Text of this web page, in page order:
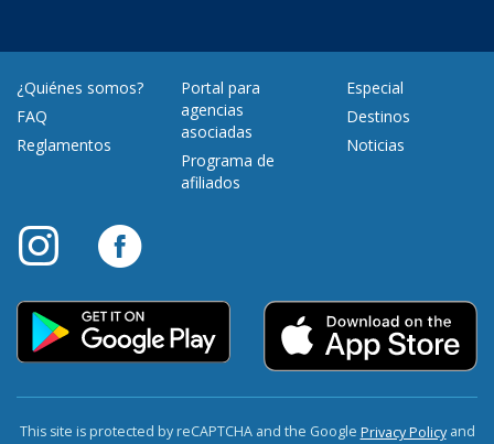
¿Quiénes somos?
FAQ
Reglamentos
Portal para
agencias
asociadas
Programa de
afiliados
Especial
Destinos
Noticias
This site is protected by reCAPTCHA and the Google Privacy Policyand